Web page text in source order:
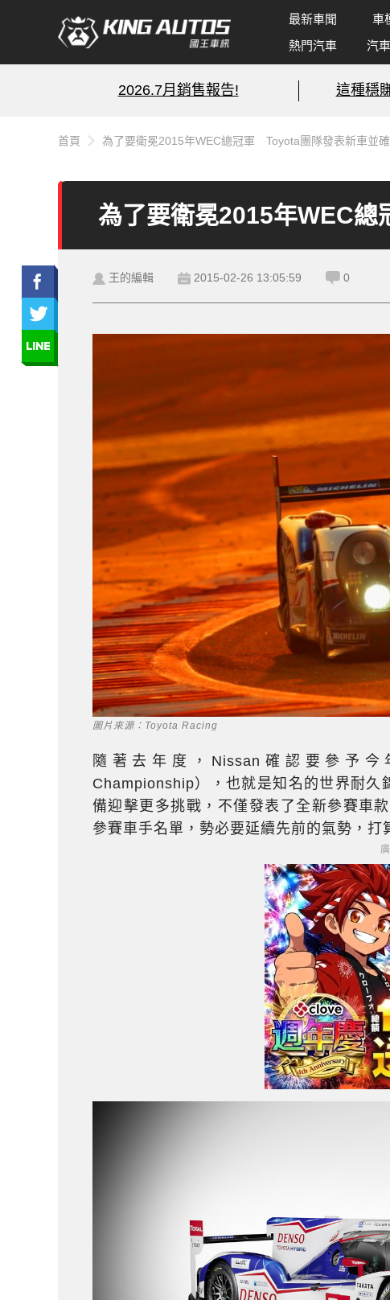
最新車聞 車
熱門汽車
汽
2026.7月銷售報告! 這種穩
首頁 為了要衛冕2015年WEC總冠軍 Toyota團隊發表新車並
為了要衛冕2015年WEC
王的編輯 2015-02-26 13:05:59 0
圖片來源：Toyota Racing
隨著去年度，Nissan確認要參予今
Championship），也就是知名的世界耐
備迎擊更多挑戰，不僅發表了全新參賽車
參賽車手名單，勢必要延續先前的氣勢，打